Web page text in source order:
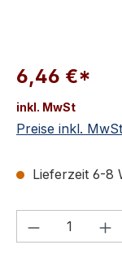
6,46 €*
inkl. MwSt
Preise inkl.
Lieferzeit 6-8
Produkt